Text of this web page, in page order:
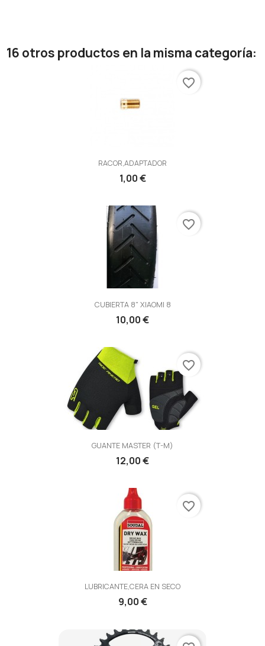
16 otros productos en la misma categoría:
RACOR,ADAPTADOR
1,00 €
favorite_border
CUBIERTA 8" XIAOMI 8
10,00 €
favorite_border
GUANTE MASTER (T-M)
12,00 €
favorite_border
LUBRICANTE,CERA EN SECO
9,00 €
favorite_border